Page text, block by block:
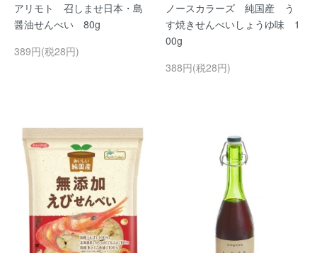
アリモト 召しませ日本・島
醤油せんべい 80g
389円(税28円)
ノースカラーズ 純国産 う
す焼きせんべいしょうゆ味 1
00g
388円(税28円)